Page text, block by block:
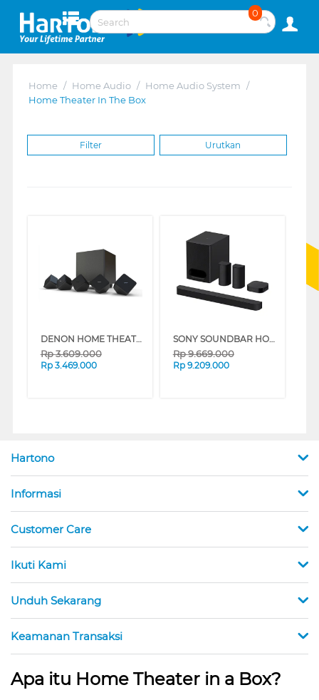
0
Home / Home Audio / Home Audio System /
Home Theater In The Box
Filter Urutkan
DENON HOME THEATER IN THE BOX DENON-SYS2020-BKE2
Rp3.609.000
Rp 3.469.000
SONY SOUNDBAR HOME THEATRE 5.1CH HT-S60
Rp9.669.000
Rp 9.209.000
Hartono
Informasi
Customer Care
Ikuti Kami
Unduh Sekarang
Keamanan Transaksi
Apa itu Home Theater in a Box?